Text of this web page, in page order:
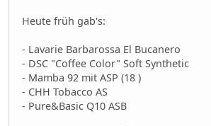
Heute früh gab's:
- Lavarie Barbarossa El Bucanero
- DSC "Coffee Color" Soft Synthetic
- Mamba 92 mit ASP (18 )
- CHH Tobacco AS
- Pure&Basic Q10 ASB